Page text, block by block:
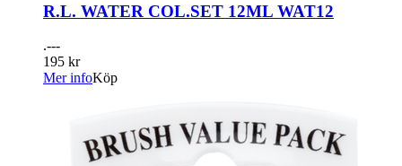
R.L. WATER COL.SET 12ML WAT12
.---
195 kr
Mer infoKöp